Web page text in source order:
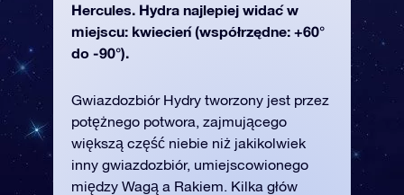
Hercules. Hydra najlepiej widać w
miejscu: kwiecień (współrzędne: +60°
do -90°).
Gwiazdozbiór Hydry tworzony jest przez
potężnego potwora, zajmującego
większą część niebie niż jakikolwiek
inny gwiazdozbiór, umiejscowionego
między Wagą a Rakiem. Kilka głów